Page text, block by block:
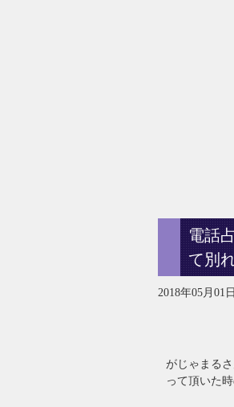
電話
て別
2018年05月01日
がじゃまる
って頂いた